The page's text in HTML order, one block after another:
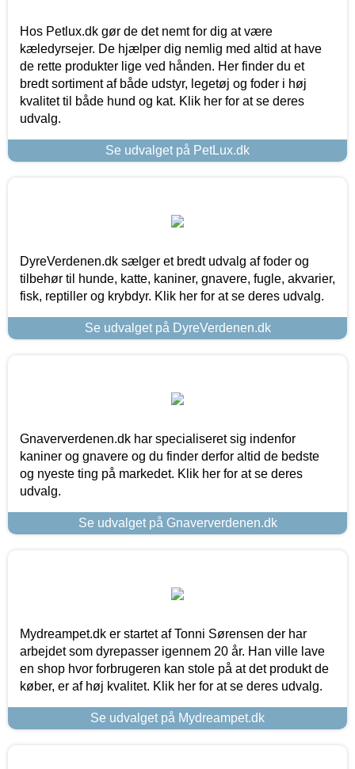
Hos Petlux.dk gør de det nemt for dig at være
kæledyrsejer. De hjælper dig nemlig med altid at have
de rette produkter lige ved hånden. Her finder du et
bredt sortiment af både udstyr, legetøj og foder i høj
kvalitet til både hund og kat. Klik her for at se deres
udvalg.
Se udvalget på PetLux.dk
DyreVerdenen.dk sælger et bredt udvalg af foder og
tilbehør til hunde, katte, kaniner, gnavere, fugle, akvarier,
fisk, reptiller og krybdyr. Klik her for at se deres udvalg.
Se udvalget på DyreVerdenen.dk
Gnaververdenen.dk har specialiseret sig indenfor
kaniner og gnavere og du finder derfor altid de bedste
og nyeste ting på markedet. Klik her for at se deres
udvalg.
Se udvalget på Gnaververdenen.dk
Mydreampet.dk er startet af Tonni Sørensen der har
arbejdet som dyrepasser igennem 20 år. Han ville lave
en shop hvor forbrugeren kan stole på at det produkt de
køber, er af høj kvalitet. Klik her for at se deres udvalg.
Se udvalget på Mydreampet.dk